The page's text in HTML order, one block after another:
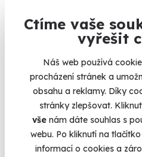
Ctíme vaše
vyřešit
Náš web používá
procházení stránek a
obsahu a reklamy. Díky
stránky zlepšovat.
vše nám dáte souhlas s
webu. Po kliknutí na tlačítko
informací o cookies a
Útěk za železnou
úniková hra
Zapomeň na kvízy v telefonu.
Česká Kubice (Domažlice)
2 500 Kč